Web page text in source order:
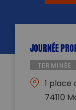
JOURNÉE
TERMINÉE
1 place
74110